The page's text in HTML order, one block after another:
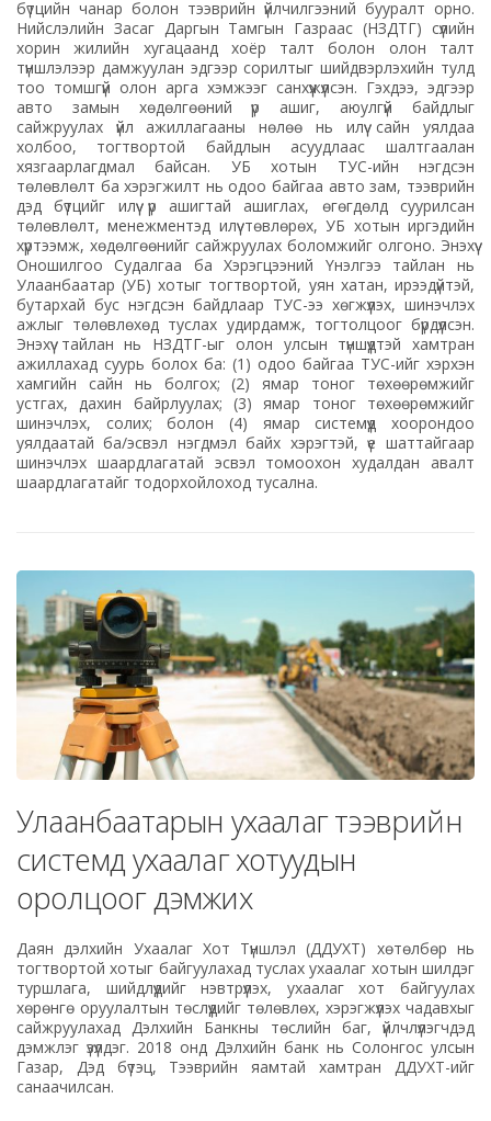
бүтцийн чанар болон тээврийн үйлчилгээний бууралт орно.
Нийслэлийн Засаг Даргын Тамгын Газраас (НЗДТГ) сүүлийн
хорин жилийн хугацаанд хоёр талт болон олон талт
түншлэлээр дамжуулан эдгээр сорилтыг шийдвэрлэхийн тулд
тоо томшгүй олон арга хэмжээг санхүүжүүлсэн. Гэхдээ, эдгээр
авто замын хөдөлгөөний үр ашиг, аюулгүй байдлыг
сайжруулах үйл ажиллагааны нөлөө нь илүү сайн уялдаа
холбоо, тогтвортой байдлын асуудлаас шалтгаалан
хязгаарлагдмал байсан. УБ хотын ТУС-ийн нэгдсэн
төлөвлөлт ба хэрэгжилт нь одоо байгаа авто зам, тээврийн
дэд бүтцийг илүү үр ашигтай ашиглах, өгөгдөлд суурилсан
төлөвлөлт, менежментэд илүү төвлөрөх, УБ хотын иргэдийн
хүртээмж, хөдөлгөөнийг сайжруулах боломжийг олгоно. Энэхүү
Оношилгоо Судалгаа ба Хэрэгцээний Үнэлгээ тайлан нь
Улаанбаатар (УБ) хотыг тогтвортой, уян хатан, ирээдүйтэй,
бутархай бус нэгдсэн байдлаар ТУС-ээ хөгжүүлэх, шинэчлэх
ажлыг төлөвлөхөд туслах удирдамж, тогтолцоог бүрдүүлсэн.
Энэхүү тайлан нь НЗДТГ-ыг олон улсын түншүүдтэй хамтран
ажиллахад суурь болох ба: (1) одоо байгаа ТУС-ийг хэрхэн
хамгийн сайн нь болгох; (2) ямар тоног төхөөрөмжийг
устгах, дахин байрлуулах; (3) ямар тоног төхөөрөмжийг
шинэчлэх, солих; болон (4) ямар системүүд хоорондоо
уялдаатай ба/эсвэл нэгдмэл байх хэрэгтэй, үе шаттайгаар
шинэчлэх шаардлагатай эсвэл томоохон худалдан авалт
шаардлагатайг тодорхойлоход тусална.
Улаанбаатарын ухаалаг тээврийн
системд ухаалаг хотуудын
оролцоог дэмжих
Даян дэлхийн Ухаалаг Хот Түншлэл (ДДУХТ) хөтөлбөр нь
тогтвортой хотыг байгуулахад туслах ухаалаг хотын шилдэг
туршлага, шийдлүүдийг нэвтрүүлэх, ухаалаг хот байгуулах
хөрөнгө оруулалтын төслүүдийг төлөвлөх, хэрэгжүүлэх чадавхыг
сайжруулахад Дэлхийн Банкны төслийн баг, үйлчлүүлэгчдэд
дэмжлэг үзүүлдэг. 2018 онд Дэлхийн банк нь Солонгос улсын
Газар, Дэд бүтэц, Тээврийн яамтай хамтран ДДУХТ-ийг
санаачилсан.